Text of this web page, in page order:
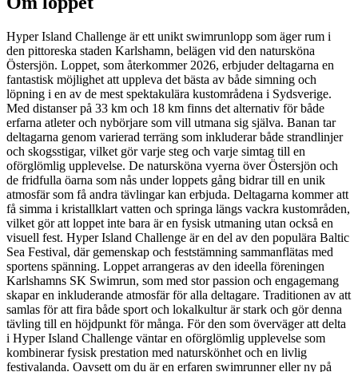
Hyper Island Challenge är ett unikt swimrunlopp som äger rum i
den pittoreska staden Karlshamn, belägen vid den natursköna
Östersjön. Loppet, som återkommer 2026, erbjuder deltagarna en
fantastisk möjlighet att uppleva det bästa av både simning och
löpning i en av de mest spektakulära kustområdena i Sydsverige.
Med distanser på 33 km och 18 km finns det alternativ för både
erfarna atleter och nybörjare som vill utmana sig själva. Banan tar
deltagarna genom varierad terräng som inkluderar både strandlinjer
och skogsstigar, vilket gör varje steg och varje simtag till en
oförglömlig upplevelse. De natursköna vyerna över Östersjön och
de fridfulla öarna som nås under loppets gång bidrar till en unik
atmosfär som få andra tävlingar kan erbjuda. Deltagarna kommer att
få simma i kristallklart vatten och springa längs vackra kustområden,
vilket gör att loppet inte bara är en fysisk utmaning utan också en
visuell fest. Hyper Island Challenge är en del av den populära Baltic
Sea Festival, där gemenskap och feststämning sammanflätas med
sportens spänning. Loppet arrangeras av den ideella föreningen
Karlshamns SK Swimrun, som med stor passion och engagemang
skapar en inkluderande atmosfär för alla deltagare. Traditionen av att
samlas för att fira både sport och lokalkultur är stark och gör denna
tävling till en höjdpunkt för många. För den som överväger att delta
i Hyper Island Challenge väntar en oförglömlig upplevelse som
kombinerar fysisk prestation med naturskönhet och en livlig
festivalanda. Oavsett om du är en erfaren swimrunner eller ny på